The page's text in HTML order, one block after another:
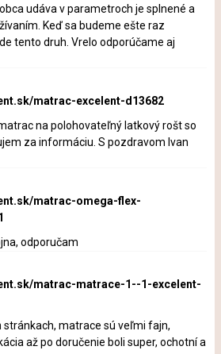
udáva v parametroch je splnené a
Keď sa budeme ešte raz
tento druh. Vrelo odporúčame aj
matrac-excelent-d13682
na polohovateľný latkový rošt so
za informáciu. S pozdravom Ivan
matrac-omega-flex-
odporučam
matrac-matrace-1--1-excelent-
stránkach, matrace sú veľmi fajn,
až po doručenie boli super, ochotní a